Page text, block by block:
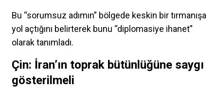
Bu “sorumsuz adımın” bölgede keskin bir tırmanışa
yol açtığını belirterek bunu “diplomasiye ihanet”
olarak tanımladı.
Çin: İran’ın toprak bütünlüğüne saygı
gösterilmeli